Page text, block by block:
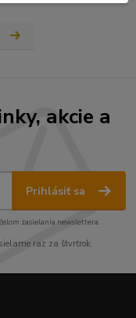
akcie a
Prihlásiť sa
zasielania newslettera.
raz za štvrťrok.